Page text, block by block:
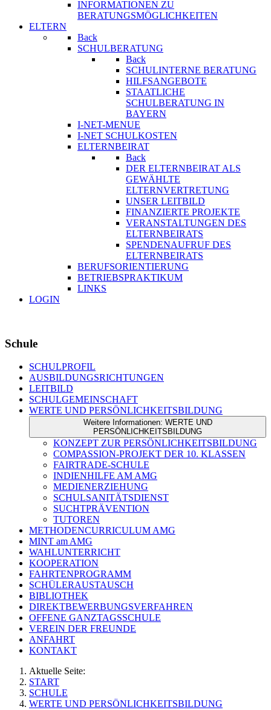
INFORMATIONEN ZU
BERATUNGSMÖGLICHKEITEN
ELTERN
Back
SCHULBERATUNG
Back
SCHULINTERNE BERATUNG
HILFSANGEBOTE
STAATLICHE
SCHULBERATUNG IN
BAYERN
I-NET-MENUE
I-NET SCHULKOSTEN
ELTERNBEIRAT
Back
DER ELTERNBEIRAT ALS
GEWÄHLTE
ELTERNVERTRETUNG
UNSER LEITBILD
FINANZIERTE PROJEKTE
VERANSTALTUNGEN DES
ELTERNBEIRATS
SPENDENAUFRUF DES
ELTERNBEIRATS
BERUFSORIENTIERUNG
BETRIEBSPRAKTIKUM
LINKS
LOGIN
Schule
SCHULPROFIL
AUSBILDUNGSRICHTUNGEN
LEITBILD
SCHULGEMEINSCHAFT
WERTE UND PERSÖNLICHKEITSBILDUNG
Weitere Informationen: WERTE UND
PERSÖNLICHKEITSBILDUNG
KONZEPT ZUR PERSÖNLICHKEITSBILDUNG
COMPASSION-PROJEKT DER 10. KLASSEN
FAIRTRADE-SCHULE
INDIENHILFE AM AMG
MEDIENERZIEHUNG
SCHULSANITÄTSDIENST
SUCHTPRÄVENTION
TUTOREN
METHODENCURRICULUM AMG
MINT am AMG
WAHLUNTERRICHT
KOOPERATION
FAHRTENPROGRAMM
SCHÜLERAUSTAUSCH
BIBLIOTHEK
DIREKTBEWERBUNGSVERFAHREN
OFFENE GANZTAGSSCHULE
VEREIN DER FREUNDE
ANFAHRT
KONTAKT
Aktuelle Seite:
START
SCHULE
WERTE UND PERSÖNLICHKEITSBILDUNG